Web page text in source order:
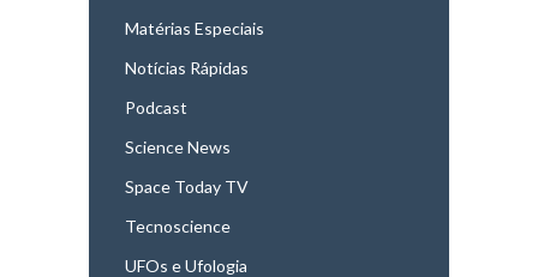
Matérias Especiais
Notícias Rápidas
Podcast
Science News
Space Today TV
Tecnoscience
UFOs e Ufologia